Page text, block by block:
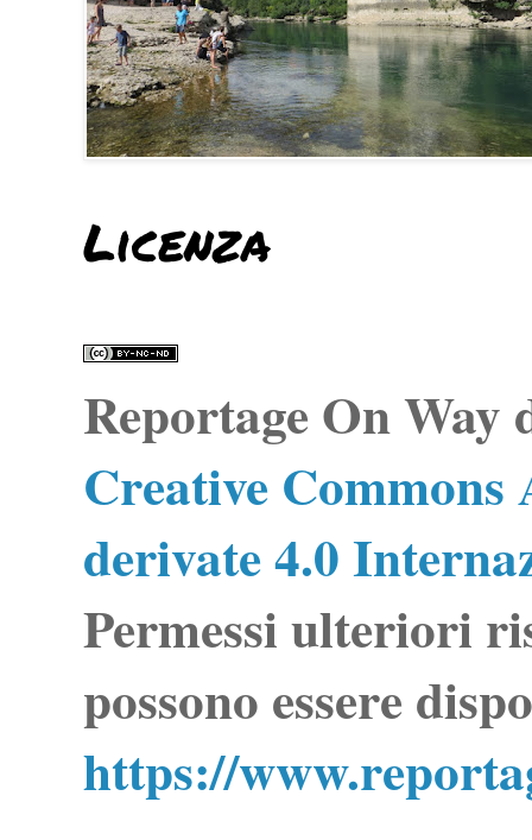
Licenza
Reportage On Way
Creative
derivate 4.0
Permessi ulteriori
possono essere
https://